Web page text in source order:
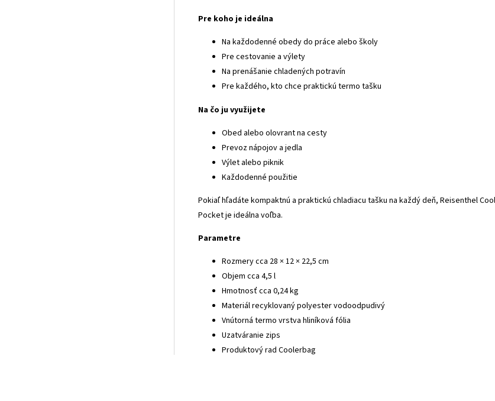
Pre koho je ideálna
Na každodenné obedy do práce alebo školy
Pre cestovanie a výlety
Na prenášanie chladených potravín
Pre každého, kto chce praktickú termo tašku
Na čo ju využijete
Obed alebo olovrant na cesty
Prevoz nápojov a jedla
Výlet alebo piknik
Každodenné použitie
Pokiaľ hľadáte kompaktnú a praktickú chladiacu tašku na každý deň, Reisenthel
Pocket je ideálna voľba.
Parametre
Rozmery cca 28 × 12 × 22,5 cm
Objem cca 4,5 l
Hmotnosť cca 0,24 kg
Materiál recyklovaný polyester vodoodpudivý
Vnútorná termo vrstva hliníková fólia
Uzatváranie zips
Produktový rad Coolerbag